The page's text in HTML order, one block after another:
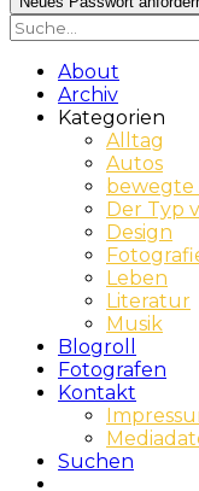
About
Archiv
Kategorien
Alltag
Autos
bewegte
Der Typ
Design
Leben
Literatur
Musik
Blogroll
Fotografen
Kontakt
Suchen